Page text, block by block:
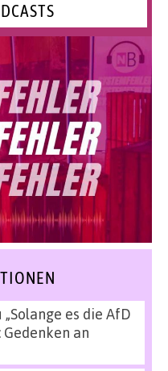
„Solange es die AfD
an